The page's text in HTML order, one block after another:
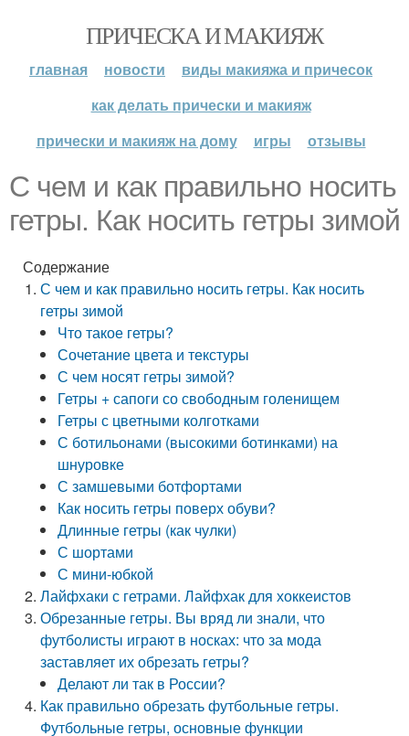
ПРИЧЕСКА И МАКИЯЖ
главная новости
виды макияжа и причесок
как делать прически и макияж
прически и макияж на дому
игры отзывы
С чем и как правильно носить
гетры. Как носить гетры зимой
Содержание
С чем и как правильно носить гетры. Как носить
гетры зимой
Что такое гетры?
Сочетание цвета и текстуры
С чем носят гетры зимой?
Гетры + сапоги со свободным голенищем
Гетры с цветными колготками
С ботильонами (высокими ботинками) на
шнуровке
С замшевыми ботфортами
Как носить гетры поверх обуви?
Длинные гетры (как чулки)
С шортами
С мини-юбкой
Лайфхаки с гетрами. Лайфхак для хоккеистов
Обрезанные гетры. Вы вряд ли знали, что
футболисты играют в носках: что за мода
заставляет их обрезать гетры?
Делают ли так в России?
Как правильно обрезать футбольные гетры.
Футбольные гетры, основные функции